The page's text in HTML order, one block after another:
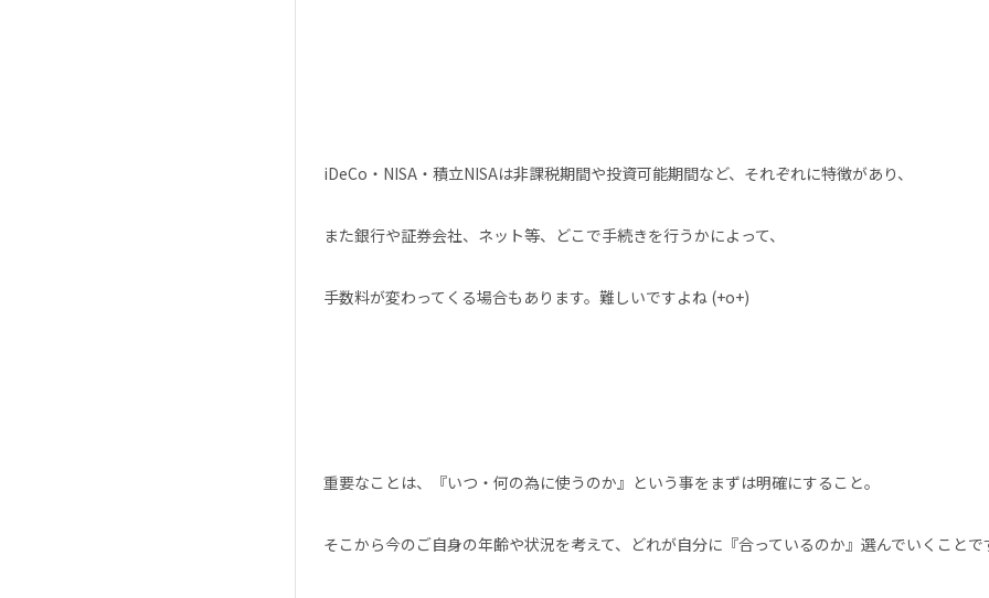
iDeCo・NISA・積立NISAは非課税期間や投資可能期間など、それぞれに特徴があり、
また銀行や証券会社、ネット等、どこで手続きを行うかによって、
手数料が変わってくる場合もあります。難しいですよね (+o+)
重要なことは、『いつ・何の為に使うのか』という事をまずは明確にすること。
そこから今のご自身の年齢や状況を考えて、どれが自分に『合っているのか』選んでいくことで